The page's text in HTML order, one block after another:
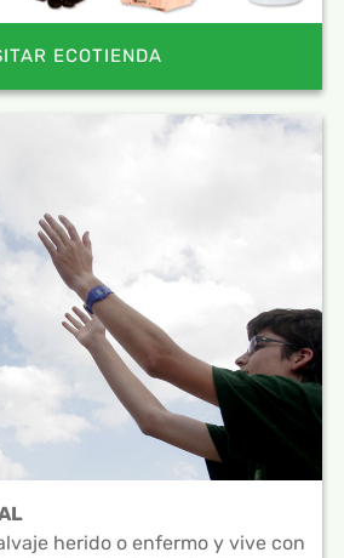
ECOTIENDA
herido o enfermo y vive con